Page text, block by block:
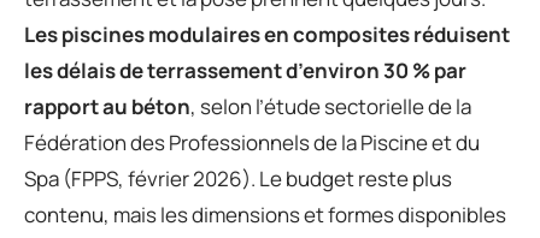
Les piscines modulaires en composites réduisent
les délais de terrassement d’environ 30 % par
rapport au béton, selon l’étude sectorielle de la
Fédération des Professionnels de la Piscine et du
Spa (FPPS, février 2026). Le budget reste plus
contenu, mais les dimensions et formes disponibles